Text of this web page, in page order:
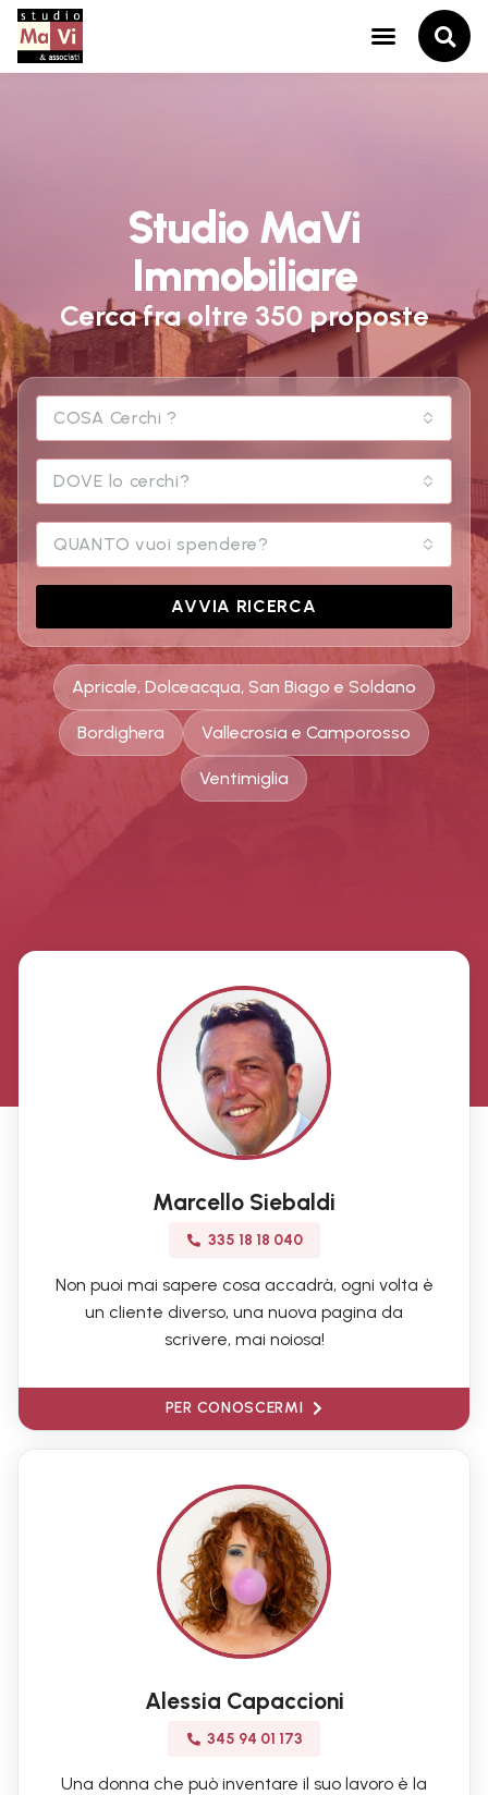
Studio MaVi
Immobiliare
Cerca fra oltre 350 proposte
COSA Cerchi ?
DOVE lo cerchi?
QUANTO vuoi spendere?
AVVIA RICERCA
Apricale, Dolceacqua, San Biago e Soldano
Bordighera Vallecrosia e Camporosso
Ventimiglia
Marcello Siebaldi
335 18 18 040
Non puoi mai sapere cosa accadrà, ogni volta è
un cliente diverso, una nuova pagina da
scrivere, mai noiosa!
PER CONOSCERMI
Alessia Capaccioni
345 94 01 173
Una donna che può inventare il suo lavoro è la